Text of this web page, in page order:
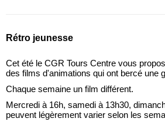
Rétro jeunesse
Cet été le CGR Tours Centre vous
des films d'animations qui ont bercé une
Chaque semaine un film différent.
Mercredi à 16h, samedi à 13h30,
peuvent légèrement varier selon les